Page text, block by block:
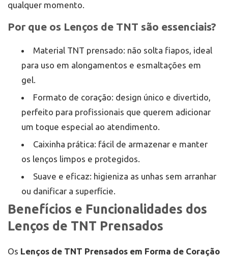
qualquer momento.
Por que os Lenços de TNT são essenciais?
Material TNT prensado: não solta fiapos, ideal
para uso em alongamentos e esmaltações em
gel.
Formato de coração: design único e divertido,
perfeito para profissionais que querem adicionar
um toque especial ao atendimento.
Caixinha prática: fácil de armazenar e manter
os lenços limpos e protegidos.
Suave e eficaz: higieniza as unhas sem arranhar
ou danificar a superfície.
Benefícios e Funcionalidades dos
Lenços de TNT Prensados
Os Lenços de TNT Prensados em Forma de Coração